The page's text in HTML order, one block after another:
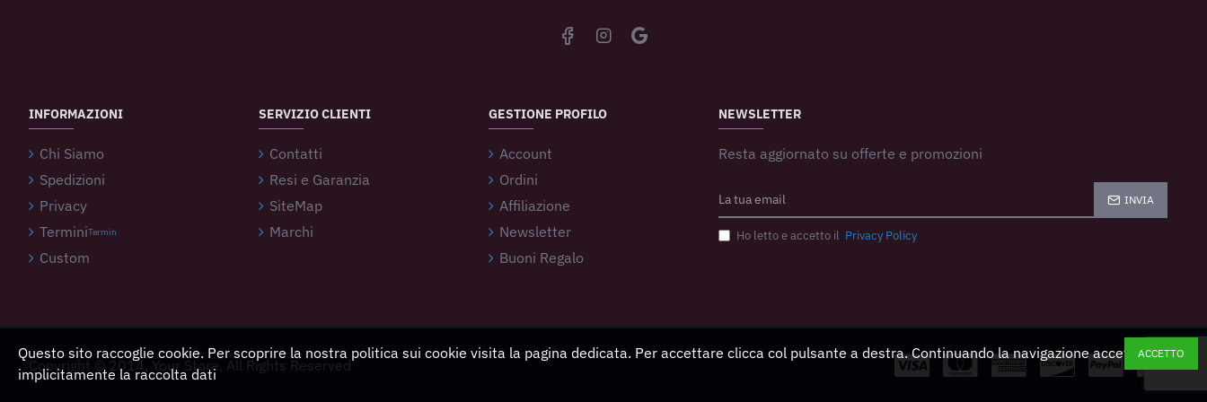
INFORMAZIONI
Chi Siamo
Spedizioni
Privacy
TerminiTermin
Custom
SERVIZIO CLIENTI
Contatti
Resi e Garanzia
SiteMap
Marchi
GESTIONE PROFILO
Account
Ordini
Affiliazione
Newsletter
Buoni Regalo
NEWSLETTER
Resta aggiornato su offerte e promozioni
INVIA
Ho letto e accetto il Privacy Policy
Copyright © 2014, Your Store, All Rights Reserved
ACCETTO
Questo sito raccoglie cookie. Per scoprire la nostra politica sui cookie visita la pagina dedicata. Per accettare clicca col pulsante a destra. Continuando la navigazione accetti
implicitamente la raccolta dati